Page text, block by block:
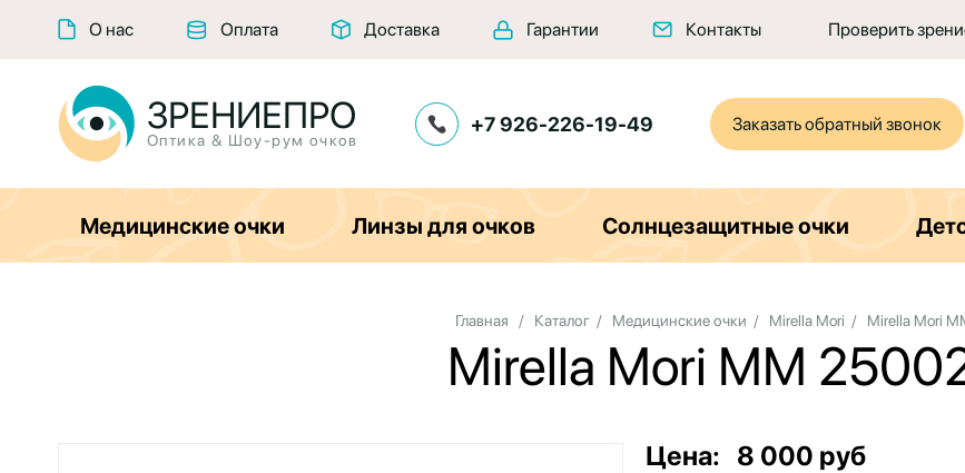
О нас Оплата Доставка Гарантии Контакты Проверить
ЗРЕНИЕПРО
Оптика & Шоу-рум очков
+7 926-226-19-49 Заказать обратный звонок
Медицинские очки Линзы для очков Солнцезащитные очки
Главная / Каталог / Медицинские очки / Mirella Mori /Mirella Mori
Mirella Mori MM
Цена: 8 000 руб